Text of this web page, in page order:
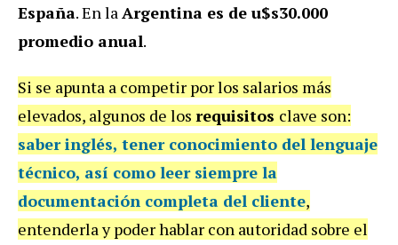
España. En laArgentina es de u$s30.000
promedio anual.
Si se apunta a competir por los salarios más
elevados, algunos de los requisitos clave son:
saber inglés, tener conocimiento del lenguaje
técnico, así como leer siempre la
documentación completa del cliente,
entenderla y poder hablar con autoridad sobre el